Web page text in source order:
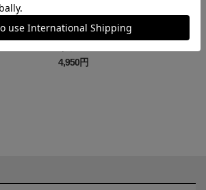
ウ Tシ
富山
カターレ富山 ピカチュウ Tシ
4,950円